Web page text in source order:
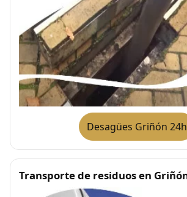
Desagües Griñón 24h
Transporte de residuos en